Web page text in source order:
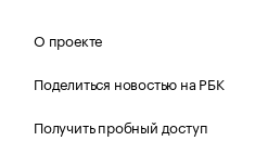
О проекте
Поделиться новостью на РБК
Получить пробный доступ